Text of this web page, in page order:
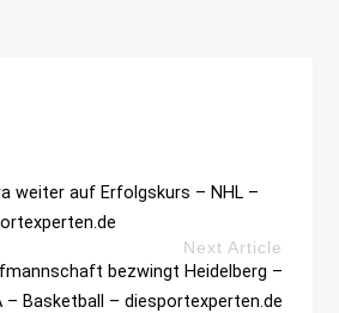
weiter auf Erfolgskurs – NHL –
Next Article
bezwingt Heidelberg –
– Basketball – diesportexperten.de